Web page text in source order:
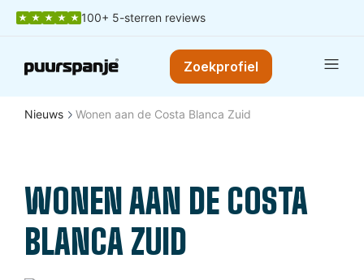
100+ 5-sterren reviews
Zoekprofiel
Nieuws Wonen aan de Costa Blanca Zuid
WONEN AAN DE COSTA
BLANCA ZUID